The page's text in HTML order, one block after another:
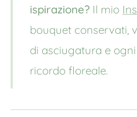
ispirazione? Il mio
bouquet conservati,
di asciugatura e
ricordo floreale.